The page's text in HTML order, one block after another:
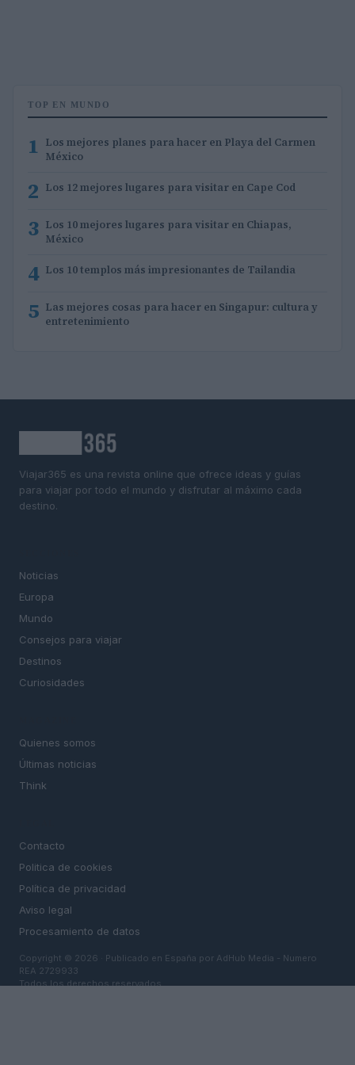
TOP EN MUNDO
1 Los mejores planes para hacer en Playa del Carmen
México
2 Los 12 mejores lugares para visitar en Cape Cod
3 Los 10 mejores lugares para visitar en Chiapas,
México
4 Los 10 templos más impresionantes de Tailandia
5 Las mejores cosas para hacer en Singapur: cultura y
entretenimiento
Viajar365 es una revista online que ofrece ideas y guías
para viajar por todo el mundo y disfrutar al máximo cada
destino.
Noticias
Europa
Mundo
Consejos para viajar
Destinos
Curiosidades
Quienes somos
Últimas noticias
Think
Contacto
Politica de cookies
Política de privacidad
Aviso legal
Procesamiento de datos
Copyright © 2026 · Publicado en España por AdHub Media - Numero
REA 2729933
Todos los derechos reservados